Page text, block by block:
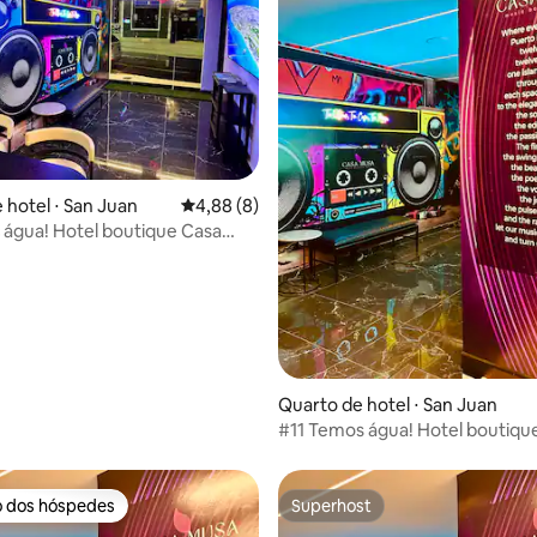
de 5, 7 avaliações
⋅ San Juan 4,88 de uma avaliação média de 5, 8
4,88 (8)
Hotel boutique Casa
Quarto de hotel ⋅ San Juan
#11 Temos água! Hotel
dos hóspedes
dos hóspedes Superhost
Superhost